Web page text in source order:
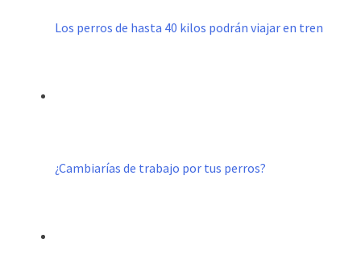
Los perros de hasta 40 kilos podrán viajar en tren
¿Cambiarías de trabajo por tus perros?